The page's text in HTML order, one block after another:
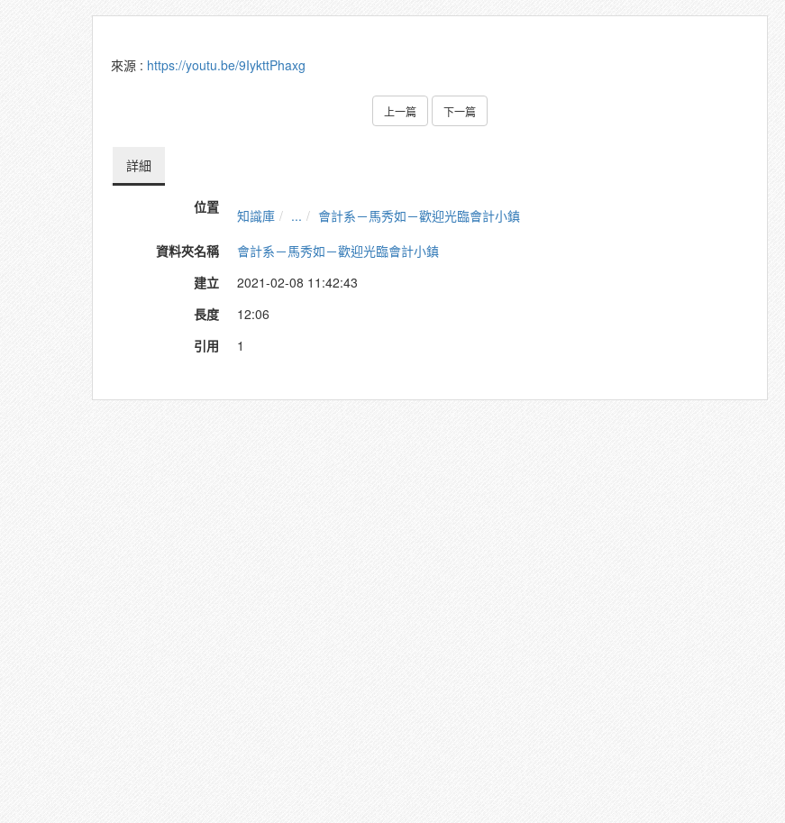
來源 : https://youtu.be/9IykttPhaxg
上一篇 下一篇
詳細
位置 知識庫 ...
會計系－馬秀如－歡迎光臨會計小鎮
資料夾名稱
會計系－馬秀如－歡迎光臨會計小鎮
建立
2021-02-08 11:42:43
長度
12:06
引用
1